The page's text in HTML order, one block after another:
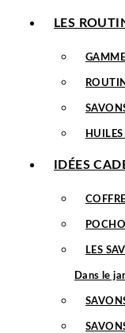
LES
IDÉES
LES
Dans le